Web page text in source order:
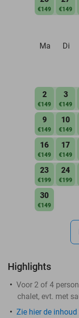
€149 €149
Ma
Di
2
€149
3
€149
9
€149
10
€149
16
€149
17
€149
23
€199
24
€199
30
€149
Highlights
Voor 2 of 4
chalet, evt. met
Zie hier de